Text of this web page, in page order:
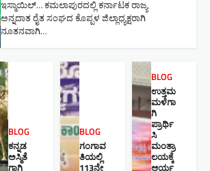
ಇಸ್ಮಾಯಿಲ್… ಕಮಲಾಪುರದಲ್ಲಿ ಕರ್ನಾಟಕ ರಾಜ್ಯ
ಅನ್ನದಾತ ರೈತ ಸಂಘದ ಕೊಪ್ಪಳ ಜಿಲ್ಲಾಧ್ಯಕ್ಷರಾಗಿ
ನೂತನವಾಗಿ…
BLOG
ಕನ್ನಡ
ಅಸ್ಮಿತೆ
ಗಾಗಿ
BLOG
ಗಂಗಾವ
ತಿಯಲ್ಲಿ
113ನೇ
BLOG
ಉತ್ತಮ
ಮಳೆಗಾ
ಗಿ
ಪ್ರಾರ್ಥಿ
ಸಿ
ಮಂತ್ರಾ
ಲಯಕ್ಕೆ
ಆರ್ಯ